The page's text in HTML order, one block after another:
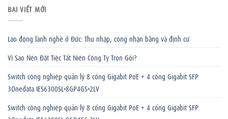
BÀI VIẾT MỚI
Lao động lành nghề ở Đức: Thu nhập, công nhận bằng và định cư
Vì Sao Nên Đặt Tiệc Tất Niên Công Ty Trọn Gói?
Switch công nghiệp quản lý 8 cổng Gigabit PoE + 4 cổng Gigabit SFP
3Onedata IES6300SL-8GP4GS-2LV
Switch công nghiệp quản lý 8 cổng Gigabit PoE + 4 cổng Gigabit SFP